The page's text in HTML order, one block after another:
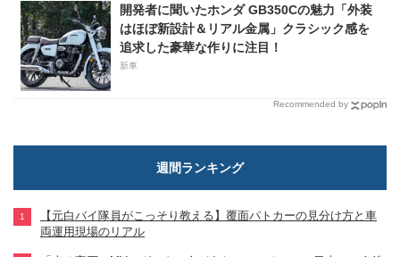
開発者に聞いたホンダ GB350Cの魅力「外装
はほぼ新設計＆リアル金属」クラシック感を
追求した豪華な作りに注目！
新車
Recommended by
週間ランキング
【元白バイ隊員がこっそり教える】覆面パトカーの見分け方と車
両運用現場のリアル